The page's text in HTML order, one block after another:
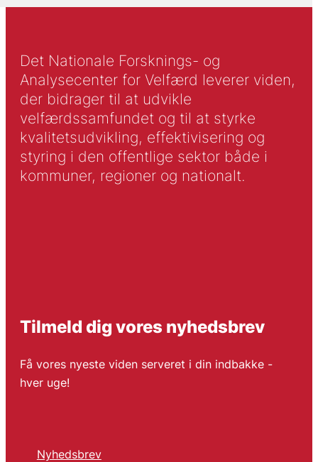
Det Nationale Forsknings- og
Analysecenter for Velfærd leverer viden,
der bidrager til at udvikle
velfærdssamfundet og til at styrke
kvalitetsudvikling, effektivisering og
styring i den offentlige sektor både i
kommuner, regioner og nationalt.
Tilmeld dig vores nyhedsbrev
Få vores nyeste viden serveret i din indbakke -
hver uge!
Nyhedsbrev